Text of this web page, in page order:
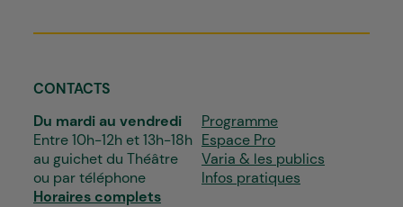
CONTACTS
Du mardi au vendredi
Entre 10h-12h et 13h-18h
au guichet du Théâtre
ou par téléphone
Horaires complets
Programme
Espace Pro
Varia & les publics
Infos pratiques